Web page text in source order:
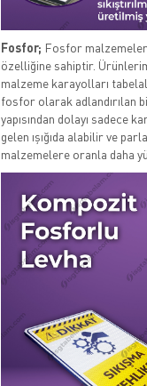
Fosfor; Fosfor malzemeler
özelliğine sahiptir.
malzeme karayolları
fosfor olarak adlandırılan
yapısından dolayı sadece
gelen ışığıda alabilir ve
malzemelere oranla daha